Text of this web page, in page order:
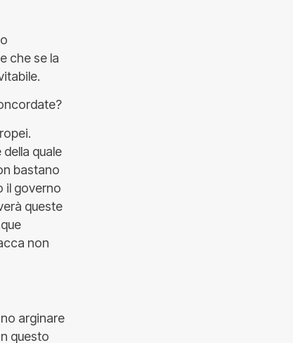
che se la
quale
bastano
il governo
queste
non
arginare
questo